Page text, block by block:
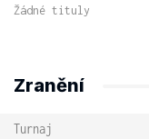
Žádné tituly
Zranění
Turnaj